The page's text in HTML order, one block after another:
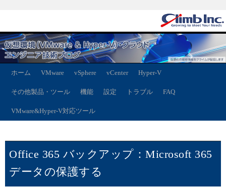
ホーム VMware vSphere vCenter Hyper-V
その他製品・ツール 機能 設定 トラブル FAQ
VMware&Hyper-V対応ツール
Office 365 バックアップ：Microsoft 365
データの保護する